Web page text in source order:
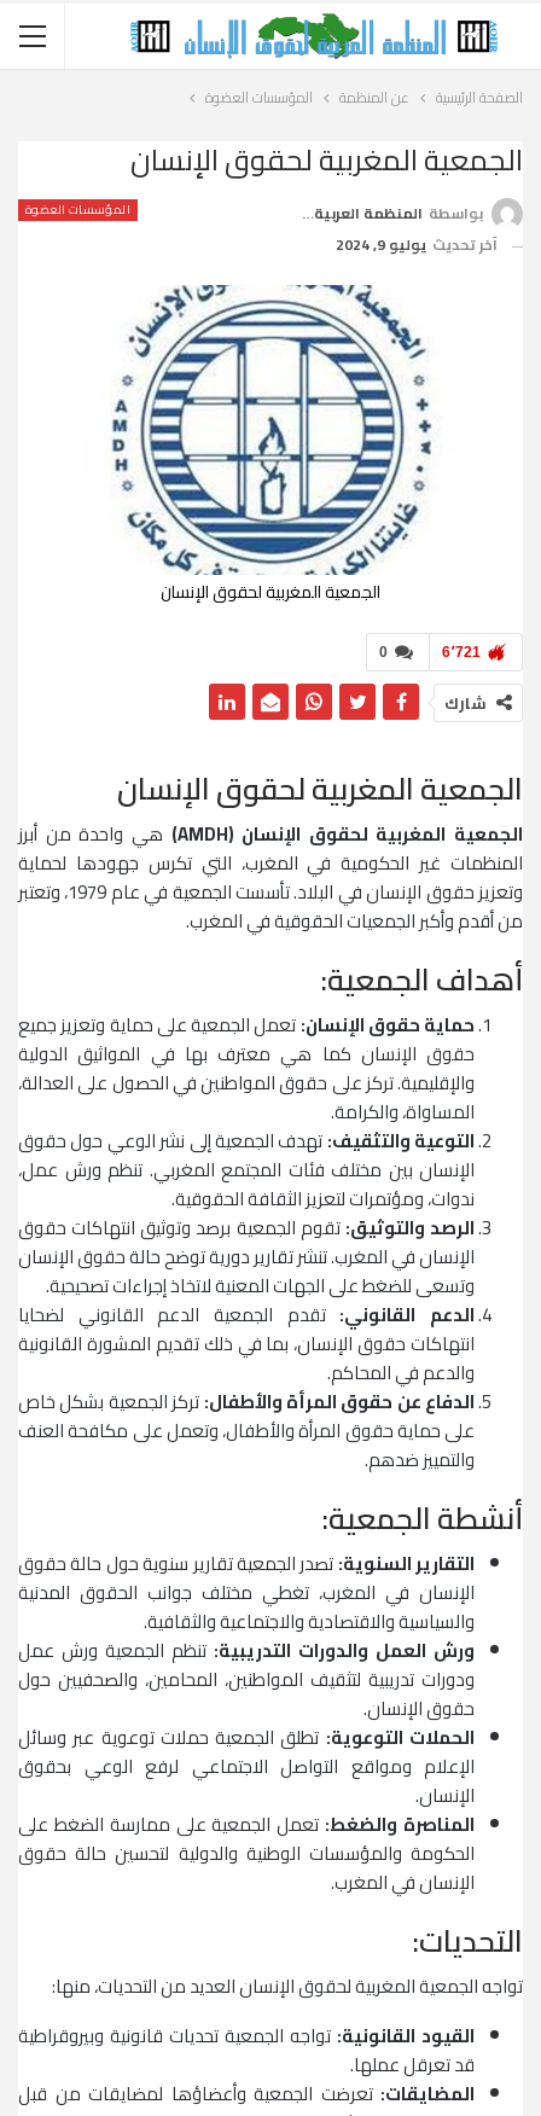
الصفحة الرئيسية عن المنظمة المؤسسات العضوة
الجمعية المغربية لحقوق الإنسان
المؤسسات العضوة بواسطة المنظمة العربية لحقوق الإنسان
آخر تحديث يوليو 9, 2024
الجمعية المغربية لحقوق الإنسان
0 6٬721
شارك
الجمعية المغربية لحقوق الإنسان
الجمعية المغربية لحقوق الإنسان (AMDH)
هي واحدة من أبرز
المنظمات غير الحكومية في المغرب، التي تكرس جهودها لحماية
وتعزيز حقوق الإنسان في البلاد. تأسست الجمعية في عام 1979، وتعتبر
من أقدم وأكبر الجمعيات الحقوقية في المغرب.
أهداف الجمعية:
حماية حقوق الإنسان:تعمل الجمعية على حماية وتعزيز جميع
حقوق الإنسان كما هي معترف بها في المواثيق الدولية
والإقليمية. تركز على حقوق المواطنين في الحصول على العدالة،
المساواة، والكرامة.
التوعية والتثقيف:تهدف الجمعية إلى نشر الوعي حول حقوق
الإنسان بين مختلف فئات المجتمع المغربي. تنظم ورش عمل،
ندوات، ومؤتمرات لتعزيز الثقافة الحقوقية.
الرصد والتوثيق:تقوم الجمعية برصد وتوثيق انتهاكات حقوق
الإنسان في المغرب. تنشر تقارير دورية توضح حالة حقوق الإنسان
وتسعى للضغط على الجهات المعنية لاتخاذ إجراءات تصحيحية.
الدعم القانوني: تقدم الجمعية الدعم القانوني لضحايا
انتهاكات حقوق الإنسان، بما في ذلك تقديم المشورة القانونية
والدعم في المحاكم.
الدفاع عن حقوق المرأة والأطفال:تركز الجمعية بشكل خاص
على حماية حقوق المرأة والأطفال، وتعمل على مكافحة العنف
والتمييز ضدهم.
أنشطة الجمعية:
التقارير السنوية:تصدر الجمعية تقارير سنوية حول حالة حقوق
الإنسان في المغرب، تغطي مختلف جوانب الحقوق المدنية
والسياسية والاقتصادية والاجتماعية والثقافية.
ورش العمل والدورات التدريبية: تنظم الجمعية ورش عمل
ودورات تدريبية لتثقيف المواطنين، المحامين، والصحفيين حول
حقوق الإنسان.
الحملات التوعوية: تطلق الجمعية حملات توعوية عبر وسائل
الإعلام ومواقع التواصل الاجتماعي لرفع الوعي بحقوق
الإنسان.
المناصرة والضغط: تعمل الجمعية على ممارسة الضغط على
الحكومة والمؤسسات الوطنية والدولية لتحسين حالة حقوق
الإنسان في المغرب.
التحديات:
تواجه الجمعية المغربية لحقوق الإنسان العديد من التحديات، منها:
القيود القانونية: تواجه الجمعية تحديات قانونية وبيروقراطية
قد تعرقل عملها.
المضايقات: تعرضت الجمعية وأعضاؤها لمضايقات من قبل